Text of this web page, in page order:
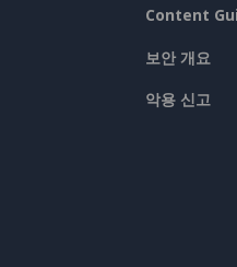
Content
보안 개요
악용 신고